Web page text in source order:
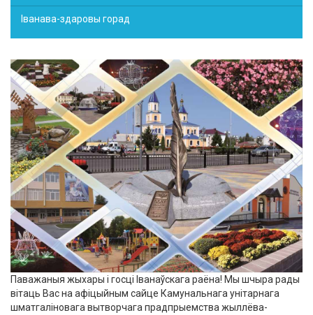
Іванава-здаровы горад
Паважаныя жыхары і госці Іванаўскага раёна! Мы шчыра рады
вітаць Вас на афіцыйным сайце Камунальнага унітарнага
шматгаліновага вытворчага прадпрыемства жыллёва-